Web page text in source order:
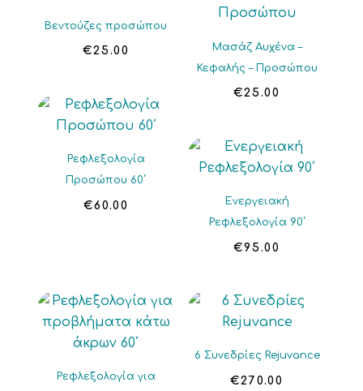
Βεντούζες προσώπου
€25.00
Μασάζ Αυχένα –
Κεφαλής – Προσώπου
€25.00
Ρεφλεξολογία
Προσώπου 60΄
€60.00
Ενεργειακή
Ρεφλεξολογία 90΄
€95.00
Ρεφλεξολογία για
6 Συνεδρίες Rejuvance
€270.00